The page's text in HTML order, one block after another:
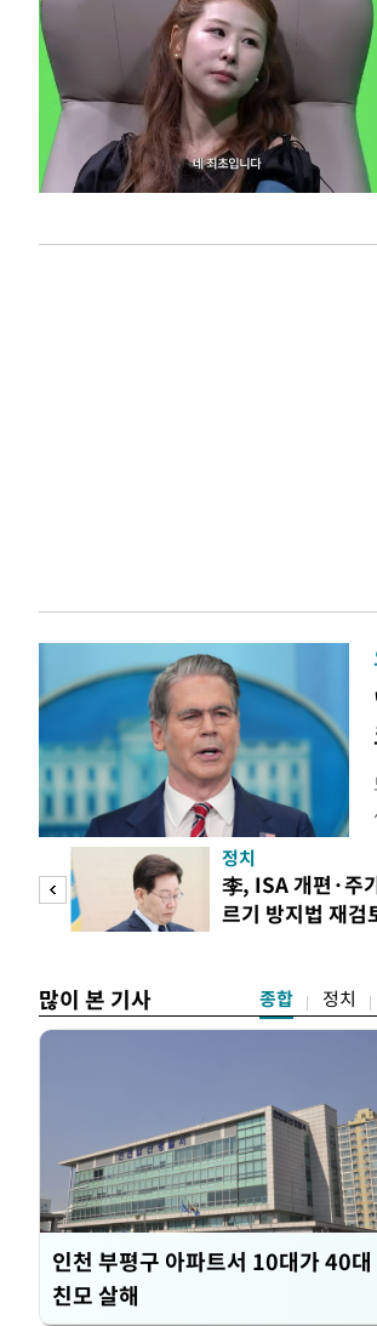
정치
李, ISA 개편·주
르기 방지법 재검
많이 본 기사 종합 정치
인천 부평구 아파트서 10대가 40대
친모 살해